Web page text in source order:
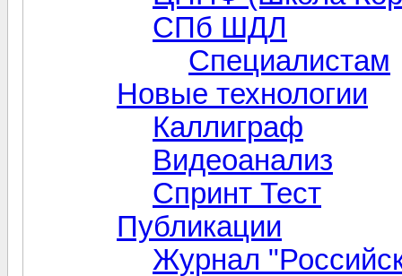
СПб ШДЛ
Специалистам
Новые технологии
Каллиграф
Видеоанализ
Спринт Тест
Публикации
Журнал